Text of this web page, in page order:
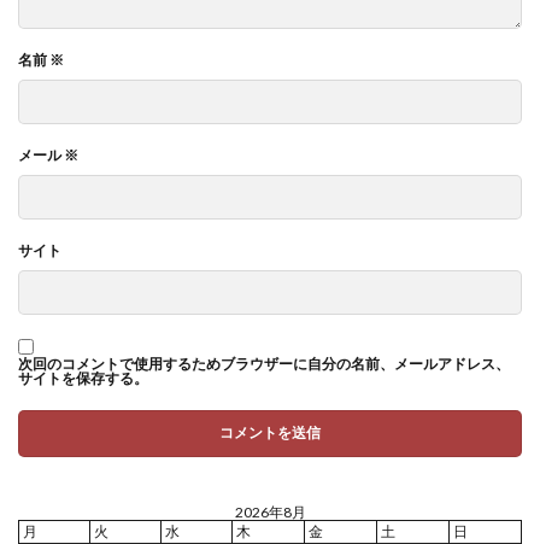
名前 ※
メール※
サイト
次回のコメントで使用するためブラウザーに自分の名前、メールアドレス、
サイトを保存する。
2026年8月
月
火 水 木 金 土
日